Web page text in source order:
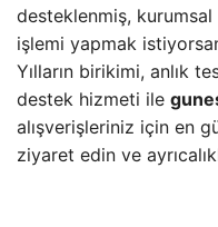
desteklenmiş,
işlemi yapmak
Yılların birikimi, anlık
destek hizmeti ile
alışverişleriniz için en
ziyaret edin ve